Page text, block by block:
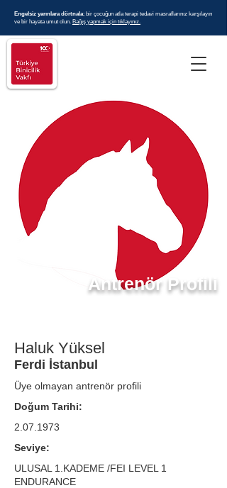
Engelsiz yarınlara dörtnala; bir çocuğun atla terapi tedavi masraflarınız karşılayın
ve bir hayata umut olun. Bağış yapmak için tıklayınız.
Antrenör Profili
Haluk Yüksel
Ferdi İstanbul
Üye olmayan antrenör profili
Doğum Tarihi:
2.07.1973
Seviye:
ULUSAL 1.KADEME /FEI LEVEL 1
ENDURANCE